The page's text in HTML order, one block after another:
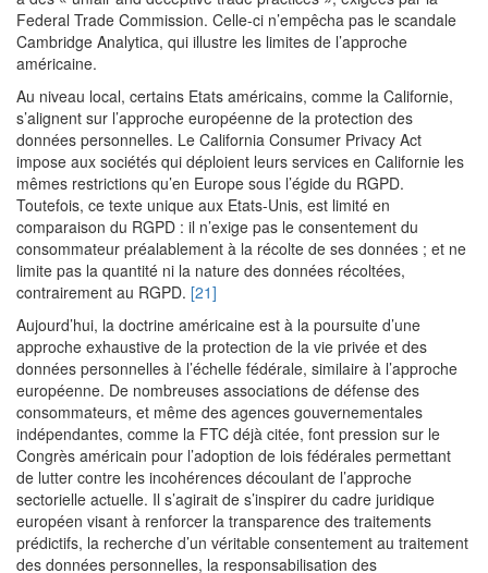
Federal Trade Commission. Celle-ci n’empêcha pas le scandale
Cambridge Analytica, qui illustre les limites de l’approche
américaine.
Au niveau local, certains Etats américains, comme la Californie,
s’alignent sur l’approche européenne de la protection des
données personnelles. Le California Consumer Privacy Act
impose aux sociétés qui déploient leurs services en Californie les
mêmes restrictions qu’en Europe sous l’égide du RGPD.
Toutefois, ce texte unique aux Etats-Unis, est limité en
comparaison du RGPD : il n’exige pas le consentement du
consommateur préalablement à la récolte de ses données ; et ne
limite pas la quantité ni la nature des données récoltées,
contrairement au RGPD. [21]
Aujourd’hui, la doctrine américaine est à la poursuite d’une
approche exhaustive de la protection de la vie privée et des
données personnelles à l’échelle fédérale, similaire à l’approche
européenne. De nombreuses associations de défense des
consommateurs, et même des agences gouvernementales
indépendantes, comme la FTC déjà citée, font pression sur le
Congrès américain pour l’adoption de lois fédérales permettant
de lutter contre les incohérences découlant de l’approche
sectorielle actuelle. Il s’agirait de s’inspirer du cadre juridique
européen visant à renforcer la transparence des traitements
prédictifs, la recherche d’un véritable consentement au traitement
des données personnelles, la responsabilisation des